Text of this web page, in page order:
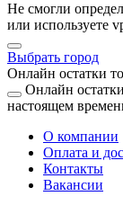
Не смогли
или используете
Выбрать город
Онлайн остатки
Онлайн
настоящем
О компании
Оплата и
Контакты
Вакансии